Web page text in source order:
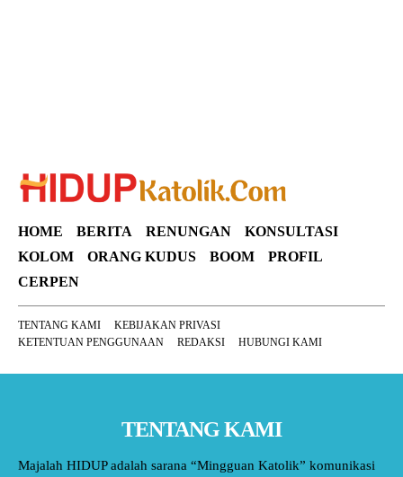
HOME BERITA RENUNGAN
KONSULTASI
KOLOM
ORANG KUDUS BOOM
PROFIL
CERPEN
TENTANG KAMI
KEBIJAKAN PRIVASI
KETENTUAN PENGGUNAAN
REDAKSI HUBUNGI KAMI
TENTANG KAMI
Majalah HIDUP adalah sarana “Mingguan Katolik” komunikasi